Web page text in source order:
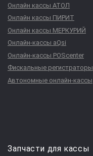
Онлайн кассы АТОЛ
Онлайн кассы ПИРИТ
Онлайн кассы МЕРКУРИЙ
Онлайн-кассы aQsi
Онлайн-кассы POScenter
Фискальные регистраторы
Автономные онлайн-кассы
Запчасти для кассы